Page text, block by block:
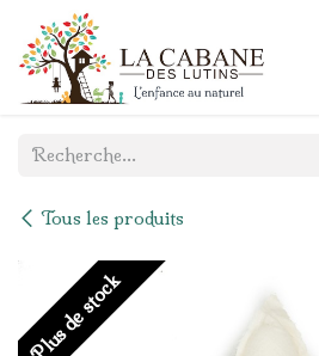
Se rendre au contenu
Tous les produits
Plus de stock